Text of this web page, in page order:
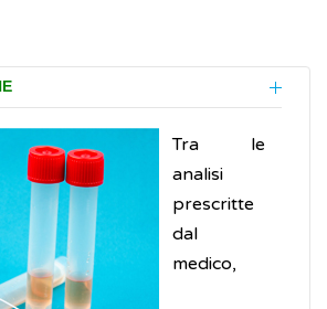
Tra le
analisi
prescritte
dal
medico,